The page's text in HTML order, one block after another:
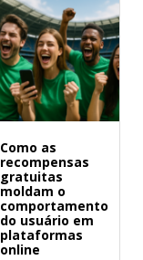
Como as
recompensas
gratuitas
moldam o
comportamento
do usuário em
plataformas
online